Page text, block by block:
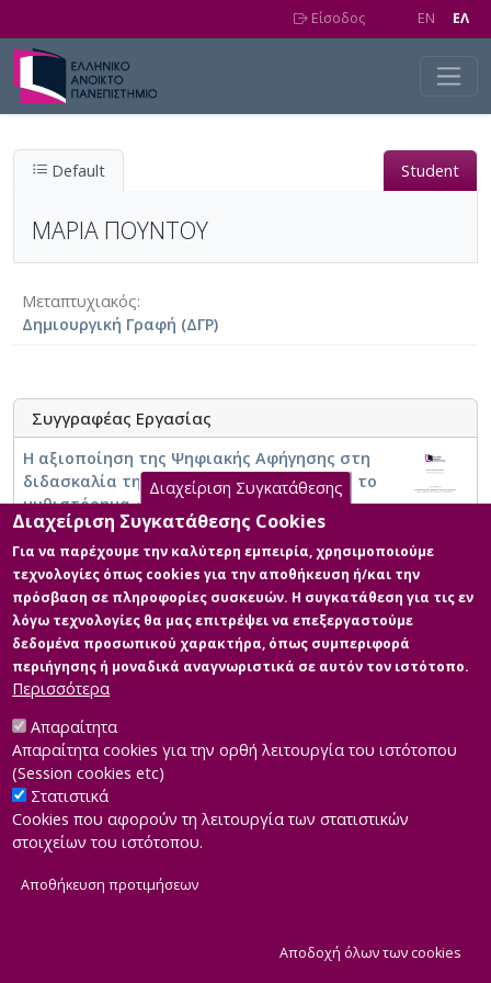
Είσοδος EN EΛ
Default Student
ΜΑΡΙΑ ΠΟΥΝΤΟΥ
Μεταπτυχιακός
Δημιουργική Γραφή (ΔΓΡ)
Συγγραφέας Εργασίας
Η αξιοποίηση της Ψηφιακής Αφήγησης στη
διδασκαλία της Λογοτεχνίας στο Λύκειο: το
μυθιστόρημα «Στου Χατζηφράγκου» του
Κοσμά Πολίτη
Developed byINTEROPTICS
Διαχείριση Συγκατάθεσης
Διαχείριση Συγκατάθεσης Cookies
Για να παρέχουμε την καλύτερη εμπειρία, χρησιμοποιούμε
τεχνολογίες όπως cookies για την αποθήκευση ή/και την
πρόσβαση σε πληροφορίες συσκευών. Η συγκατάθεση για τις εν
λόγω τεχνολογίες θα μας επιτρέψει να επεξεργαστούμε
δεδομένα προσωπικού χαρακτήρα, όπως συμπεριφορά
περιήγησης ή μοναδικά αναγνωριστικά σε αυτόν τον ιστότοπο.
Περισσότερα
Απαραίτητα
Απαραίτητα cookies για την ορθή λειτουργία του ιστότοπου
(Session cookies etc)
Στατιστικά
Cookies που αφορούν τη λειτουργία των στατιστικών
στοιχείων του ιστότοπου.
Αποθήκευση προτιμήσεων
Αποδοχή όλων των cookies